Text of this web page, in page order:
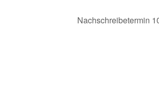
Nachschreibetermin